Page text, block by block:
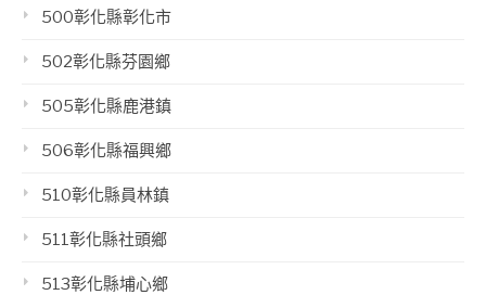
500彰化縣彰化市
502彰化縣芬園鄉
505彰化縣鹿港鎮
506彰化縣福興鄉
510彰化縣員林鎮
511彰化縣社頭鄉
513彰化縣埔心鄉